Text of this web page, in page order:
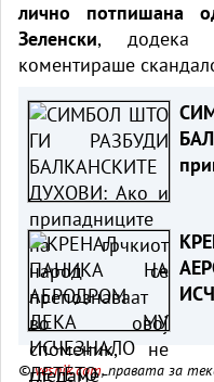
лично потпишана
Зеленски, додека
коментираше
©vesnik.com, правата за